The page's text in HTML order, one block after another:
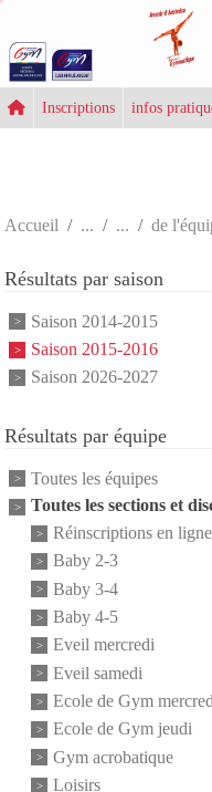
Inscriptions infos
Accueil de
Résultats par saison
Saison 2014-2015
Saison 2015-2016
Saison 2026-2027
Résultats par équipe
Toutes les équipes
Toutes les sections et
Réinscriptions en ligne
Baby 2-3
Baby 3-4
Baby 4-5
Eveil mercredi
Eveil samedi
Ecole de Gym
Ecole de Gym jeudi
Gym acrobatique
Loisirs
Panneau de gestion des cookies